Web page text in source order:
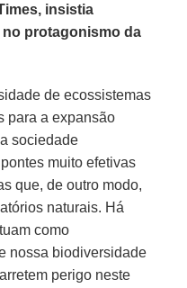
insistia
no protagonismo da
de ecossistemas
para a expansão
sociedade
muito efetivas
que, de outro modo,
naturais. Há
como
nossa biodiversidade
perigo neste